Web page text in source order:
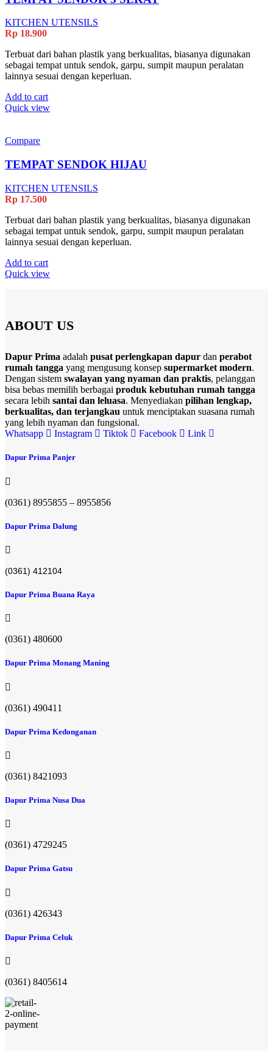
KITCHEN UTENSILS
Rp 18.900
Terbuat dari bahan plastik yang berkualitas, biasanya digunakan
sebagai tempat untuk sendok, garpu, sumpit maupun peralatan
lainnya sesuai dengan keperluan.
Add to cart
Quick view
Compare
TEMPAT SENDOK HIJAU
KITCHEN UTENSILS
Rp 17.500
Terbuat dari bahan plastik yang berkualitas, biasanya digunakan
sebagai tempat untuk sendok, garpu, sumpit maupun peralatan
lainnya sesuai dengan keperluan.
Add to cart
Quick view
ABOUT US
Dapur Prima adalah pusat perlengkapan dapur dan perabot
rumah tangga yang mengusung konsep supermarket modern.
Dengan sistem swalayan yang nyaman dan praktis, pelanggan
bisa bebas memilih berbagai produk kebutuhan rumah tangga
secara lebih santai dan leluasa. Menyediakan pilihan lengkap,
berkualitas, dan terjangkau untuk menciptakan suasana rumah
yang lebih nyaman dan fungsional.
Whatsapp
Instagram Tiktok Facebook Link
Dapur Prima Panjer
(0361) 8955855 – 8955856​
Dapur Prima Dalung
(0361) 412104
Dapur Prima Buana Raya
(0361) 480600
Dapur Prima Monang Maning
(0361) 490411​
Dapur Prima Kedonganan
(0361) 8421093
Dapur Prima Nusa Dua
(0361) 4729245
Dapur Prima Gatsu
(0361) 426343
Dapur Prima Celuk
(0361) 8405614